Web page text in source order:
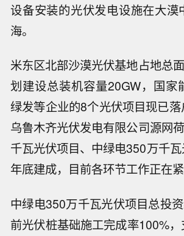
设备安装的光伏发电设施在大漠
海。
米东区北部沙漠光伏基地占地总
划建设总装机容量20GW，国家
绿发等企业的8个光伏项目现已
乌鲁木齐光伏发电有限公司源网
千瓦光伏项目、中绿电350万千
年底建成，目前各环节工作正在紧
中绿电350万千瓦光伏项目总投
前光伏桩基础施工完成率100%